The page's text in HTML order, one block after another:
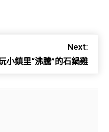
Next:
小鎮里“沸騰”的石鍋雞